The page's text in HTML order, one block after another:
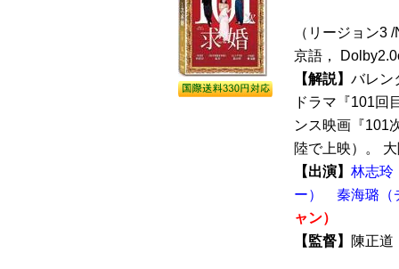
（リージョン3
京語，
【解説】 バレン
ドラマ『101回
ンス映画『101
陸で上映）。
【出演】 林志玲
ー）
秦海璐（
ャン）
【監督】
陳正